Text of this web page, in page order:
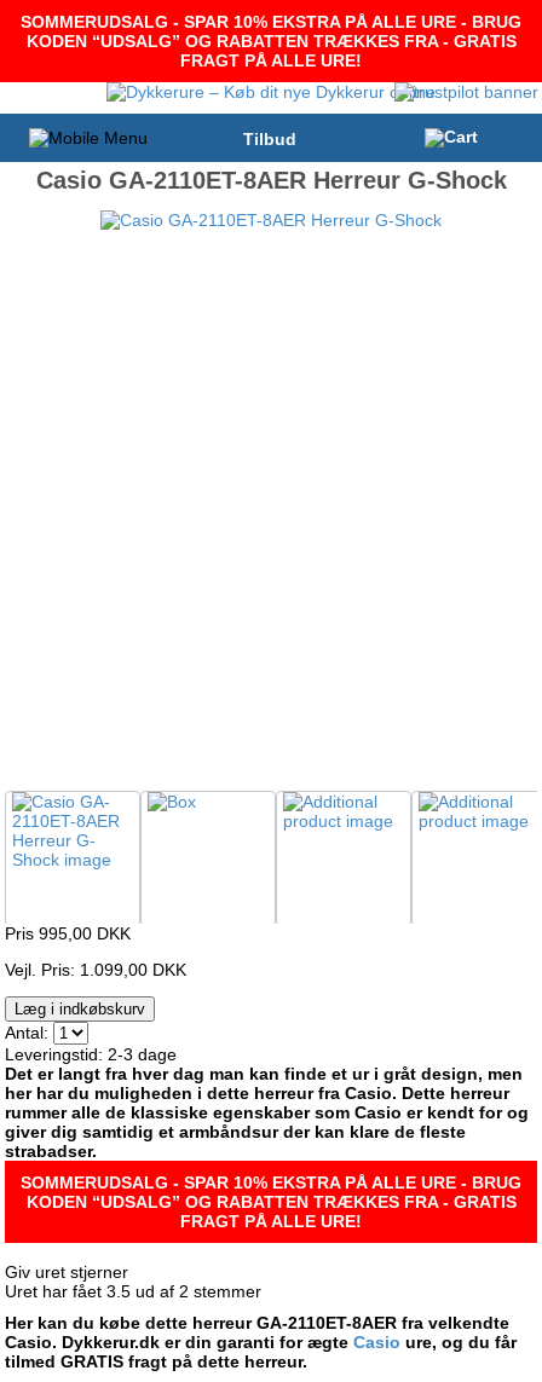
SOMMERUDSALG - SPAR 10% EKSTRA PÅ ALLE URE - BRUG
KODEN “UDSALG” OG RABATTEN TRÆKKES FRA - GRATIS
FRAGT PÅ ALLE URE!
Tilbud
Casio GA-2110ET-8AER Herreur G-Shock
Pris 995,00 DKK
Vejl. Pris: 1.099,00 DKK
Læg i indkøbskurv
Antal:
Leveringstid: 2-3 dage
Det er langt fra hver dag man kan finde et ur i gråt design, men
her har du muligheden i dette herreur fra Casio. Dette herreur
rummer alle de klassiske egenskaber som Casio er kendt for og
giver dig samtidig et armbåndsur der kan klare de fleste
strabadser.
SOMMERUDSALG - SPAR 10% EKSTRA PÅ ALLE URE - BRUG
KODEN “UDSALG” OG RABATTEN TRÆKKES FRA - GRATIS
FRAGT PÅ ALLE URE!
Giv uret stjerner
Uret har fået 3.5 ud af 2 stemmer
Her kan du købe dette herreur GA-2110ET-8AER fra velkendte
Casio. Dykkerur.dk er din garanti for ægte Casio ure, og du får
tilmed GRATIS fragt på dette herreur.